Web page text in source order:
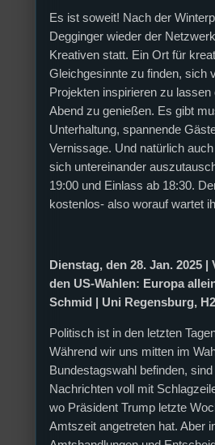
Es ist soweit! Nach der
Degginger wieder der
Kreativen statt. Ein Ort für
Gleichgesinnte zu finden, sich
Projekten inspirieren zu lassen
Abend zu genießen. Es gibt
Unterhaltung, spannende
Vernissage. Und natürlich
sich untereinander
19:00 und Einlass ab 18:30.
kostenlos- also worauf wartet
Dienstag, den 28. Jan. 2025 |
den US-Wahlen: Europa
Schmid | Uni Regensburg, H2
Politisch ist in den letzten
Während wir uns mitten im
Bundestagswahl befinden,
Nachrichten voll mit
wo Präsident Trump letzte
Amtszeit angetreten hat. Aber